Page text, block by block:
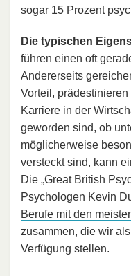
sogar 15 Prozent
Die typischen
führen einen oft
Andererseits
Vorteil,
Karriere in der
geworden sind, ob
möglicherweise
versteckt sind, kann
Die „Great British
Psychologen Kevin
Berufe mit den
zusammen, die wir
Verfügung stellen.